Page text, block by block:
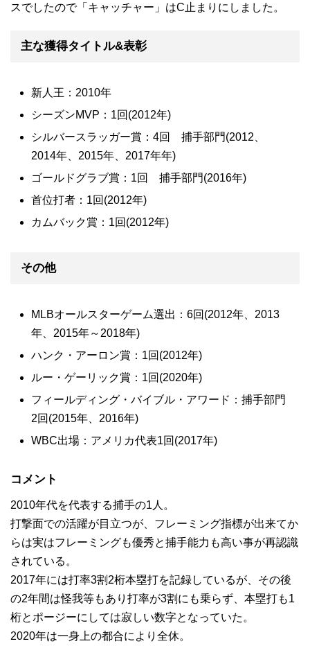
スでしたので「キャッチャー」はC止まりにしました。
主な獲得タイトル&表彰
新人王：2010年
シーズンMVP：1回(2012年)
シルバースラッガー賞：4回 捕手部門(2012、
2014年、2015年、2017年年)
ゴールドグラブ賞：1回 捕手部門(2016年)
首位打者：1回(2012年)
カムバック賞：1回(2012年)
その他
MLBオールスターゲーム選出：6回(2012年、2013
年、2015年～2018年)
ハンク・アーロン賞：1回(2012年)
ルー・ゲーリック賞：1回(2020年)
フィールディング・バイブル・アワード：捕手部門
2回(2015年、2016年)
WBC出場：アメリカ代表1回(2017年)
コメント
2010年代を代表する捕手の1人。
打撃面での活躍が目立つが、フレーミング指標が出来てか
らは実はフレーミングも優秀と捕手能力も高い事が再認識
されている。
2017年には打率3割2桁本塁打を記録しているが、その後
の2年間は怪我等もあり打率が3割にも乗らず、本塁打も1
桁とポージーにしては寂しい数字となっていた。
2020年は一身上の都合により全休。